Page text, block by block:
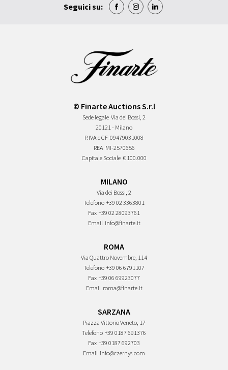
Seguici su:
© Finarte Auctions S.r.l
Sede legale Via dei Bossi, 2
20121 - Milano
P.IVA e CF 09479031008
REA MI-2570656
Capitale Sociale € 100.000
MILANO
Via dei Bossi, 2
Telefono +39 02 3363801
Fax +39 02 28093761
Email info@finarte.it
ROMA
Via Quattro Novembre, 114
Telefono +39 06 6791107
Fax +39 06 69923077
Email roma@finarte.it
SARZANA
Piazza Vittorio Veneto, 17
Telefono +39 0187 691376
Fax +39 0187 692703
Email info@czernys.com